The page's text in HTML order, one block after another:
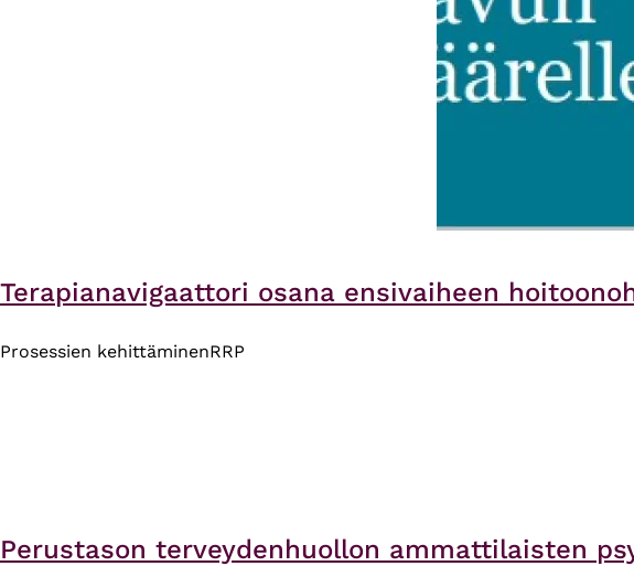
Terapianavigaattori osana ensivaiheen
Prosessien kehittäminenRRP
Perustason terveydenhuollon ammattilaisten